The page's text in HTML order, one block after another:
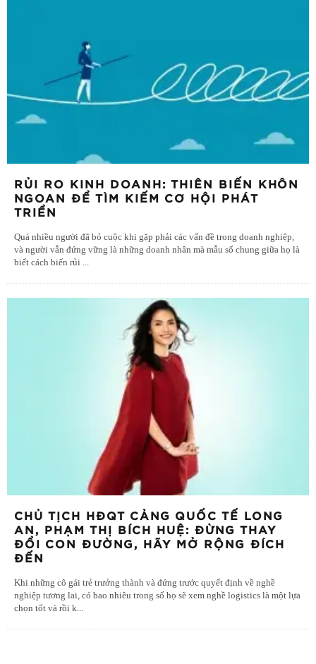
RỦI RO KINH DOANH: THIÊN BIẾN KHÔN
NGOAN ĐỂ TÌM KIẾM CƠ HỘI PHÁT
TRIỂN
Quá nhiều người đã bỏ cuộc khi gặp phải các vấn đề trong doanh nghiệp,
và người vẫn đứng vững là những doanh nhân mà mẫu số chung giữa họ là
biết cách biến rủi ...
CHỦ TỊCH HĐQT CẢNG QUỐC TẾ LONG
AN, PHẠM THỊ BÍCH HUỆ: ĐỪNG THAY
ĐỔI CON ĐƯỜNG, HÃY MỞ RỘNG ĐÍCH
ĐẾN
Khi những cô gái trẻ trưởng thành và đứng trước quyết định về nghề
nghiệp tương lai, có bao nhiêu trong số họ sẽ xem nghề logistics là một lựa
chọn tốt và rồi k